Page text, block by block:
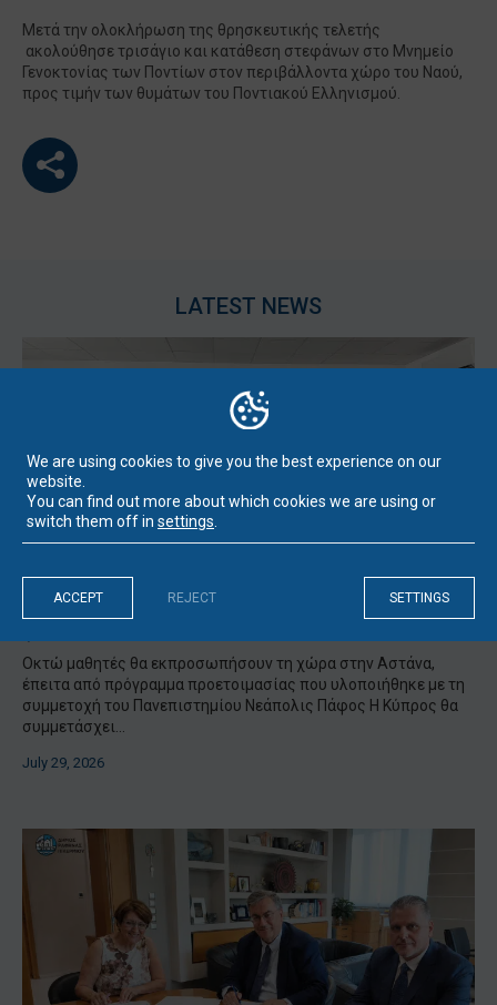
Μετά την ολοκλήρωση της θρησκευτικής τελετής
ακολούθησε τρισάγιο και κατάθεση στεφάνων στο Μνημείο
Γενοκτονίας των Ποντίων στον περιβάλλοντα χώρο του Ναού,
προς τιμήν των θυμάτων του Ποντιακού Ελληνισμού.
LATEST NEWS
Παν. Νεάπολις Πάφος: Η Κύπρος συμμετέχει για πρώτη
Οκτώ μαθητές θα εκπροσωπήσουν τη χώρα στην Αστάνα,
έπειτα από πρόγραμμα προετοιμασίας που υλοποιήθηκε με τη
συμμετοχή του Πανεπιστημίου Νεάπολις Πάφος Η Κύπρος θα
συμμετάσχει...
July 29, 2026
We are using cookies to give you the best experience on our
website.
You can find out more about which cookies we are using or
switch them off in settings
ACCEPT SETTINGS
REJECT